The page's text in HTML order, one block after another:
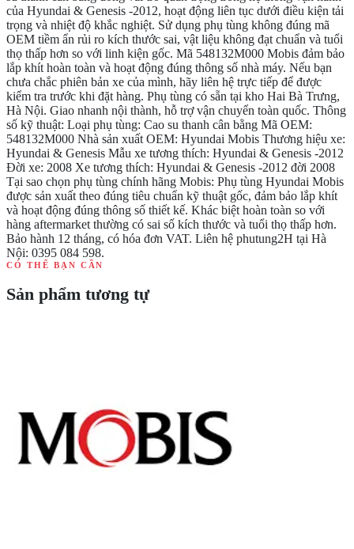
của Hyundai & Genesis -2012, hoạt động liên tục dưới điều kiện tải
trọng và nhiệt độ khắc nghiệt. Sử dụng phụ tùng không đúng mã
OEM tiềm ẩn rủi ro kích thước sai, vật liệu không đạt chuẩn và tuổi
thọ thấp hơn so với linh kiện gốc. Mã 548132M000 Mobis đảm bảo
lắp khít hoàn toàn và hoạt động đúng thông số nhà máy. Nếu bạn
chưa chắc phiên bản xe của mình, hãy liên hệ trực tiếp để được
kiểm tra trước khi đặt hàng. Phụ tùng có sẵn tại kho Hai Bà Trưng,
Hà Nội. Giao nhanh nội thành, hỗ trợ vận chuyển toàn quốc. Thông
số kỹ thuật: Loại phụ tùng: Cao su thanh cân bằng Mã OEM:
548132M000 Nhà sản xuất OEM: Hyundai Mobis Thương hiệu xe:
Hyundai & Genesis Mẫu xe tương thích: Hyundai & Genesis -2012
Đời xe: 2008 Xe tương thích: Hyundai & Genesis -2012 đời 2008
Tại sao chọn phụ tùng chính hãng Mobis: Phụ tùng Hyundai Mobis
được sản xuất theo đúng tiêu chuẩn kỹ thuật gốc, đảm bảo lắp khít
và hoạt động đúng thông số thiết kế. Khác biệt hoàn toàn so với
hàng aftermarket thường có sai số kích thước và tuổi thọ thấp hơn.
Bảo hành 12 tháng, có hóa đơn VAT. Liên hệ phutung2H tại Hà
Nội: 0395 084 598.
CÓ THỂ BẠN CẦN
Sản phẩm tương tự